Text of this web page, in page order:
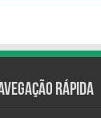
Rápida